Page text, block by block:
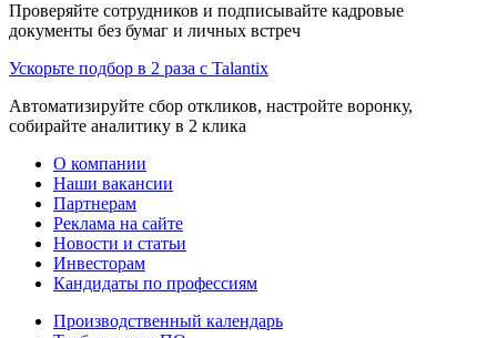
Проверяйте сотрудников и подписывайте кадровые
документы без бумаг и личных встреч
Ускорьте подбор в 2 раза с Talantix
Автоматизируйте сбор откликов, настройте воронку,
собирайте аналитику в 2 клика
О компании
Наши вакансии
Партнерам
Реклама на сайте
Новости и статьи
Инвесторам
Кандидаты по профессиям
Производственный календарь